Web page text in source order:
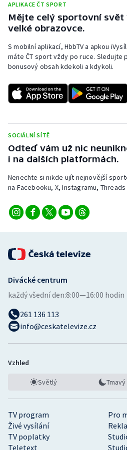
Stolní tenis
Triatlon
Veslování
Vodní slalom
Volejbal
Ostatní
APLIKACE ČT SPORT
Mějte celý sportovní svět
velké obrazovce.
S mobilní aplikací, HbbTV a apkou
máte ČT sport vždy po ruce. Sledujte
bonusový obsah kdekoli a kdykoli.
SOCIÁLNÍ SÍTĚ
Odteď vám už nic
i na dalších platformách.
Nenechte si nikde ujít nejnovější
na Facebooku, X, Instagramu,
TV program
Pro
Živé vysílání
TV poplatky
Teletext
Divácké centrum
každý všední den:8:00—16:00 hodin
261 136 113
info@ceskatelevize.cz
Vzhled
Světlý Tmavý